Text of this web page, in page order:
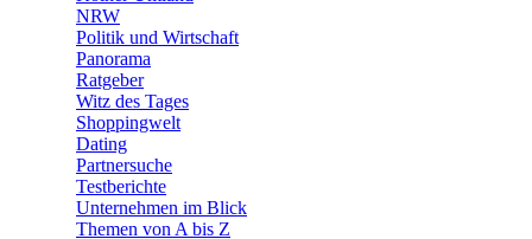
NRW
Politik und Wirtschaft
Panorama
Ratgeber
Witz des Tages
Shoppingwelt
Dating
Partnersuche
Testberichte
Unternehmen im Blick
Themen von A bis Z